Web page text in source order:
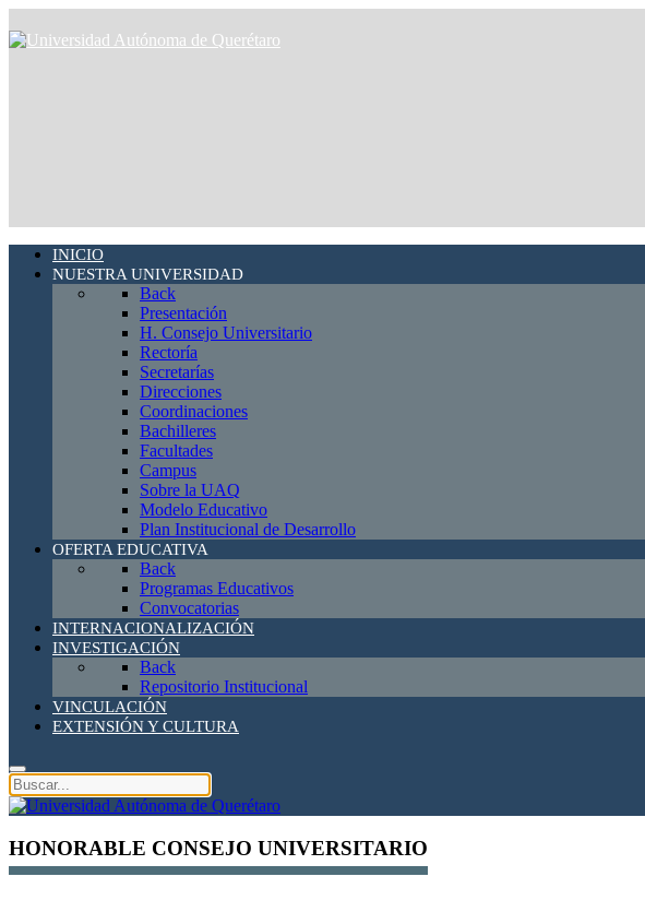
INICIO
NUESTRA UNIVERSIDAD
Back
Presentación
H. Consejo Universitario
Rectoría
Secretarías
Direcciones
Coordinaciones
Bachilleres
Facultades
Campus
Sobre la UAQ
Modelo Educativo
Plan Institucional de Desarrollo
OFERTA EDUCATIVA
Back
Programas Educativos
Convocatorias
INTERNACIONALIZACIÓN
INVESTIGACIÓN
Back
Repositorio Institucional
VINCULACIÓN
EXTENSIÓN Y CULTURA
HONORABLE CONSEJO UNIVERSITARIO